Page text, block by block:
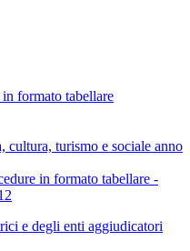
formato tabellare
cultura, turismo e sociale anno
in formato tabellare -
e degli enti aggiudicatori